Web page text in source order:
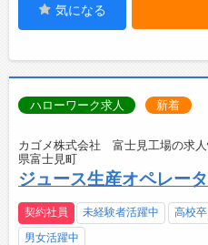
気になる
ハローワーク求人 新着
カゴメ株式会社 富士見工場の求
県富士見町
ジュース生産オペレー
契約社員 未経験者活躍中
高校
男女活躍中